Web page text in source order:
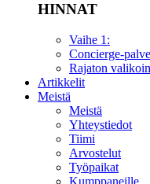
HINNAT
Vaihe 1:
Concierge-
Rajaton
Artikkelit
Meistä
Meistä
Yhteystiedot
Tiimi
Arvostelut
Työpaikat
Kumppaneille